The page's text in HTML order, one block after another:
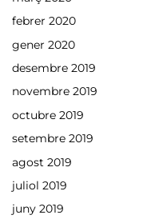
febrer 2020
gener 2020
desembre 2019
novembre 2019
octubre 2019
setembre 2019
agost 2019
juliol 2019
juny 2019